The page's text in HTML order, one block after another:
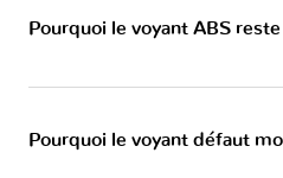
Pourquoi le voyant ABS
Pourquoi le voyant défaut